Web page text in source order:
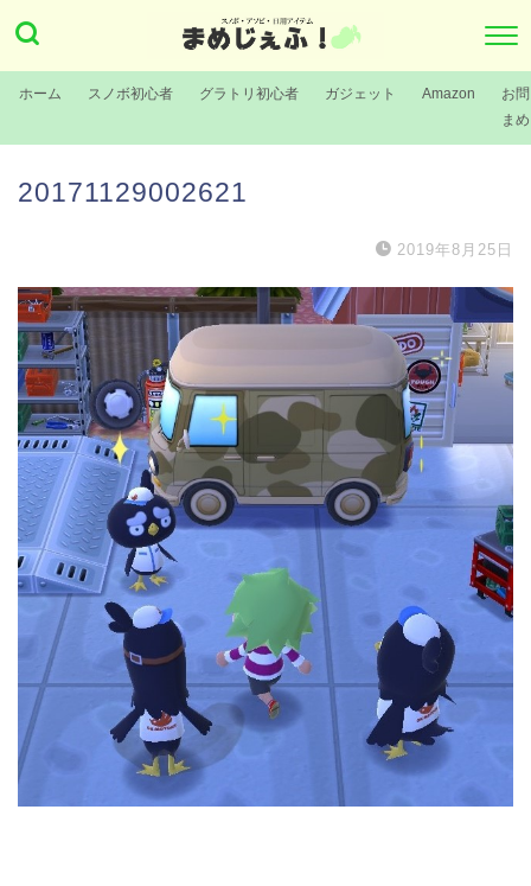
ホーム スノボ初心者 グラトリ初心者 ガジェット Amazon
お
ま
20171129002621
2019年8月25日